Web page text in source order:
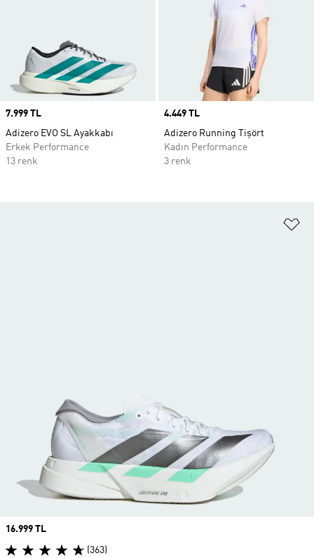
Price
7.999 TL
Adizero EVO SL Ayakkabı
Erkek Performance
13 renk
Price
4.449 TL
Adizero Running Tişört
Kadın Performance
3 renk
Price
16.999 TL
(363)